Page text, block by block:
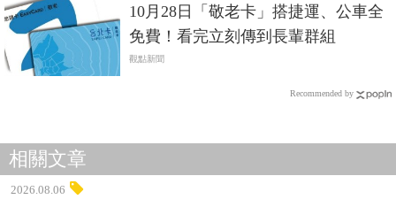
10月28日「敬老卡」搭捷運、公車全
免費！看完立刻傳到長輩群組
觀點新聞
Recommended by
相關文章
2026.08.06